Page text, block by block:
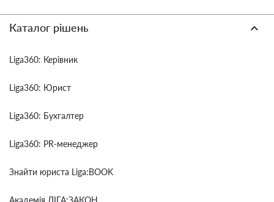
Каталог рішень
Liga360: Керівник
Liga360: Юрист
Liga360: Бухгалтер
Liga360: PR-менеджер
Знайти юриста Liga:BOOK
Академія ЛІГА:ЗАКОН